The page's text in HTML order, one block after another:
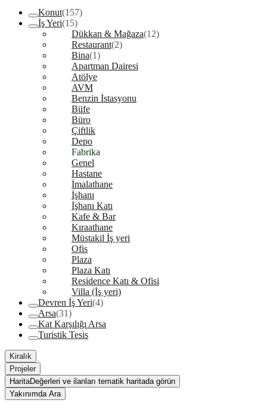
Konut(157)
İş Yeri(15)
Dükkan & Mağaza(12)
Restaurant(2)
Bina(1)
Apartman Dairesi
Atölye
AVM
Benzin İstasyonu
Büfe
Büro
Çiftlik
Depo
Fabrika
Genel
Hastane
İmalathane
İşhanı
İşhanı Katı
Kafe & Bar
Kıraathane
Müstakil İş yeri
Ofis
Plaza
Plaza Katı
Residence Katı & Ofisi
Villa (İş yeri)
Devren İş Yeri(4)
Arsa(31)
Kat Karşılığı Arsa
Turistik Tesis
Kiralık
Projeler
HaritaDeğerleri ve ilanları tematik haritada görün
Yakınımda Ara